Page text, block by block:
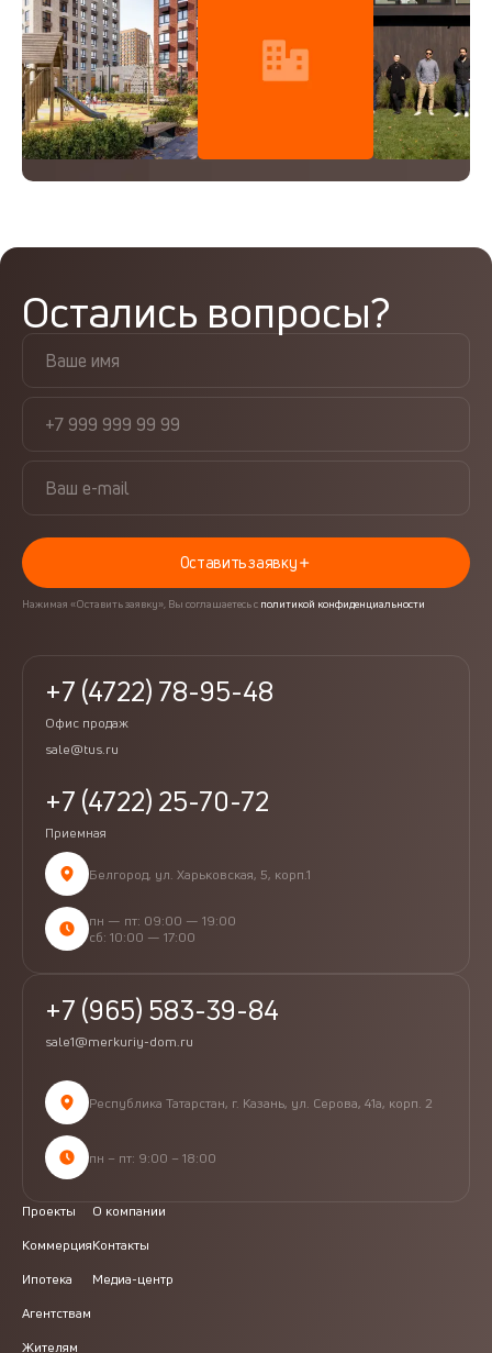
Остались вопросы?
Оставить заявку
Нажимая «Оставить заявку», Вы соглашаетесь с политикой конфиденциальности
+7 (4722) 78-95-48
Офис продаж
+7 (4722) 25-70-72
Приемная
sale@tus.ru
Белгород, ул. Харьковская, 5, корп.1
пн — пт: 09:00 — 19:00
сб: 10:00 — 17:00
+7 (965) 583-39-84
sale1@merkuriy-dom.ru
Республика Татарстан, г. Казань, ул. Серова, 41а, корп. 2
пн – пт: 9:00 – 18:00
Проекты
Коммерция
Ипотека
Агентствам
Жителям
О компании
Контакты
Медиа-центр